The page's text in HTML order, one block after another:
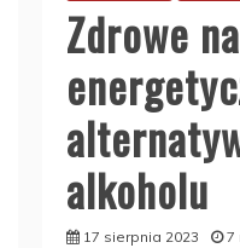
Zdrowe
alkoholu
17 sierpnia 2023 7